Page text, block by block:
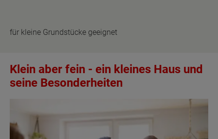
für kleine Grundstücke geeignet
Klein aber fein - ein kleines Haus und
seine Besonderheiten